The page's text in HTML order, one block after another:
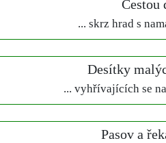
Cestou
... skrz hrad s
Desítky
... vyhřívajících se
Pasov a